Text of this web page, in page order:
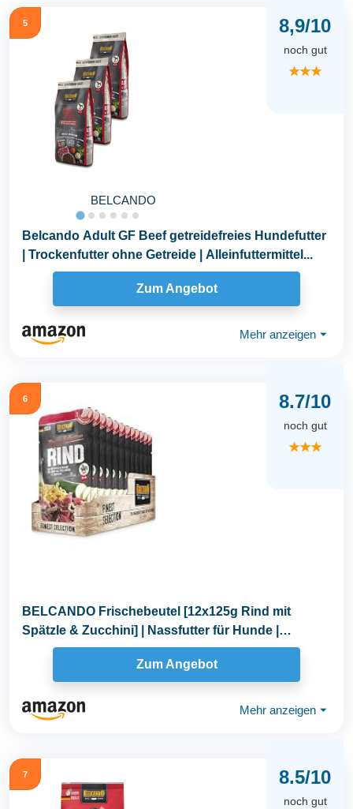
5
BELCANDO
8,9/10
noch gut
★★★
Belcando Adult GF Beef getreidefreies Hundefutter
| Trockenfutter ohne Getreide | Alleinfuttermittel...
Zum Angebot
Mehr anzeigen ⏷
6 8.7/10
noch gut
★★★
BELCANDO Frischebeutel [12x125g Rind mit
Spätzle & Zucchini] | Nassfutter für Hunde |
Feuchtfutter...
Zum Angebot
Mehr anzeigen ⏷
7 8.5/10
noch gut